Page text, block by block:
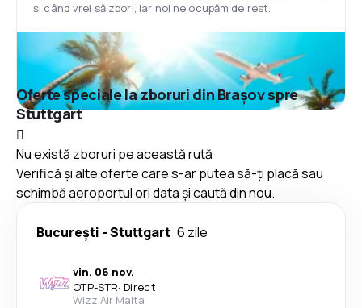
și când vrei să zbori, iar noi ne ocupăm de rest.
Oferte speciale la zboruri din Brașov spre
Stuttgart
Nu există zboruri pe această rută
Verifică și alte oferte care s-ar putea să-ți placă sau
schimbă aeroportul ori data și caută din nou.
București -Stuttgart 6 zile
vin. 06 nov.
OTP-STR· Direct
Wizz Air Malta